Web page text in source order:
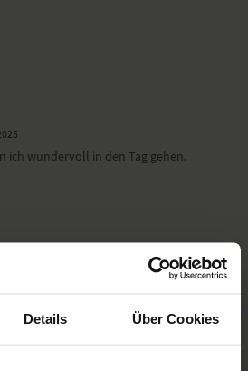
Details Über Cookies
ich wundervoll in den Tag gehen.
Gerne wieder. Danke dafür!